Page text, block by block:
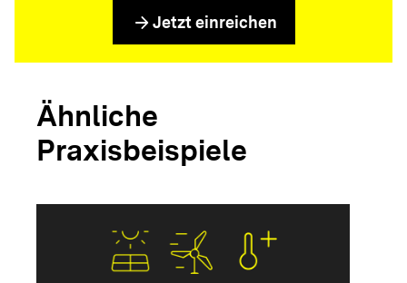
arrow_forward Jetzt einreichen
Ähnliche
Praxisbeispiele